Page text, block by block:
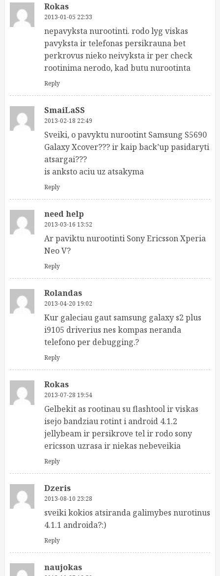
Rokas
2013-01-05 22:33
nepavyksta nurootinti. rodo lyg viskas
pavyksta ir telefonas persikrauna bet
perkrovus nieko neivyksta ir per check
rootinima nerodo, kad butu nurootinta
Reply
SmaiLaSS
2013-02-18 22:49
Sveiki, o pavyktu nurootint Samsung S5690
Galaxy Xcover??? ir kaip back’up pasidaryti
atsargai???
is anksto aciu uz atsakyma
Reply
need help
2013-03-16 13:52
Ar paviktu nurootinti Sony Ericsson Xperia
Neo V?
Reply
Rolandas
2013-04-20 19:02
Kur galeciau gaut samsung galaxy s2 plus
i9105 driverius nes kompas neranda
telefono per debugging.?
Reply
Rokas
2013-07-28 19:54
Gelbekit as rootinau su flashtool ir viskas
isejo bandziau rotint i android 4.1.2
jellybeam ir persikrove tel ir rodo sony
ericsson uzrasa ir niekas nebeveikia
Reply
Dzeris
2013-08-10 23:28
sveiki kokios atsiranda galimybes nurotinus
4.1.1 androida?:)
Reply
naujokas